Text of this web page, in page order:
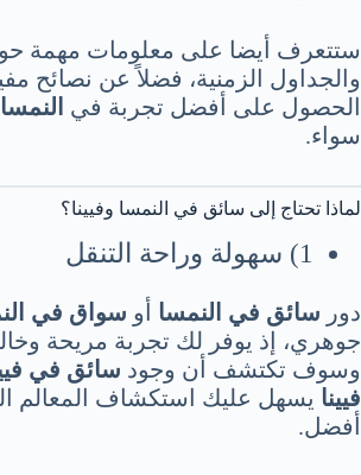
ستتعرف أيضا على معلومات مهمة
والجداول الزمنية، فضلاً عن نصائح
الحصول على أفضل تجربة في النمسا
سواء.
لماذا تحتاج إلى سائق في النمسا وفيينا؟
1) سهولة وراحة التنقل
دور سائق في النمسا أو سواق في
جوهري، إذ يوفر لك تجربة مريحة
وسوف تكتشف أن وجود سائق في
فيينا يسهل عليك استكشاف المعالم
أفضل.